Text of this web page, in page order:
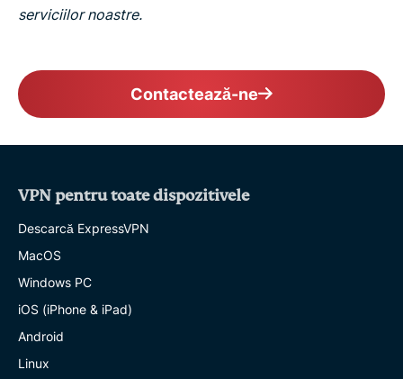
serviciilor noastre.
Contactează-ne
VPN pentru toate dispozitivele
Descarcă ExpressVPN
MacOS
Windows PC
iOS (iPhone & iPad)
Android
Linux